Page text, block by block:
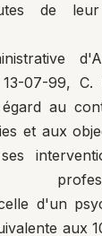
de
07-99, C.
au
et aux
d'un
aux